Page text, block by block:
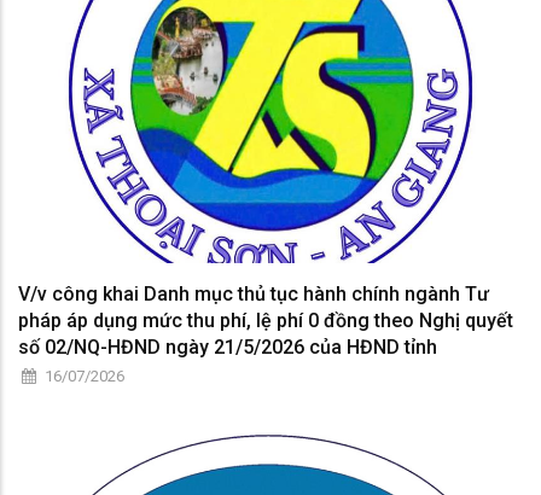
V/v công khai Danh mục thủ tục hành chính ngành Tư
pháp áp dụng mức thu phí, lệ phí 0 đồng theo Nghị quyết
số 02/NQ-HĐND ngày 21/5/2026 của HĐND tỉnh
16/07/2026